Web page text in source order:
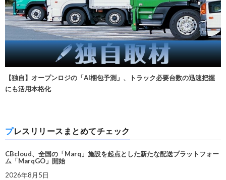
【独自】オープンロジの「AI梱包予測」、トラック必要台数の迅速把握
にも活用本格化
プレスリリースまとめてチェック
CBcloud、全国の「Marq」施設を起点とした新たな配送プラットフォー
ム「MarqGO」開始
2026年8月5日